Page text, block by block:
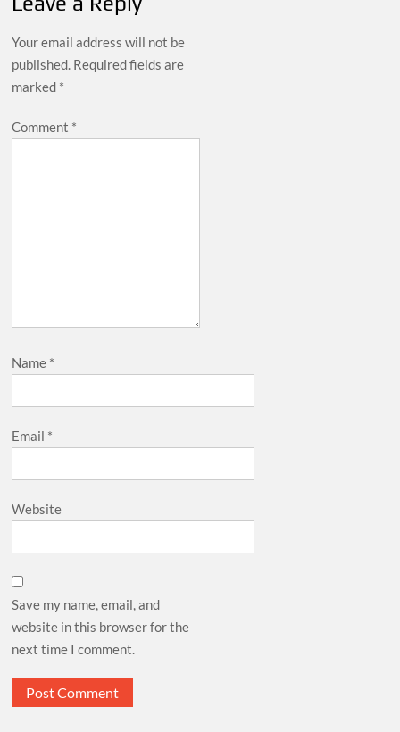
Your email address will not be
published. Required fields are
marked *
Comment *
Name *
Email *
Website
Save my name, email, and
website in this browser for the
next time I comment.